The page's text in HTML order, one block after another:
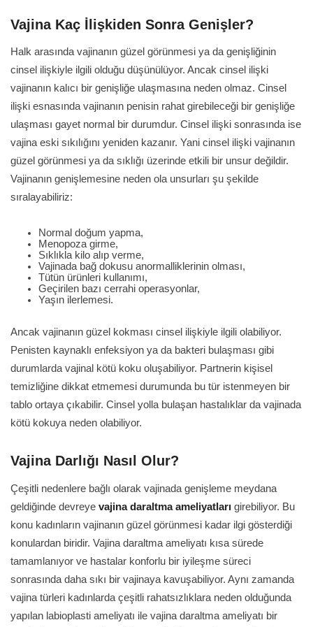
Vajina Kaç İlişkiden Sonra Genişler?
Halk arasında vajinanın güzel görünmesi ya da genişliğinin
cinsel ilişkiyle ilgili olduğu düşünülüyor. Ancak cinsel ilişki
vajinanın kalıcı bir genişliğe ulaşmasına neden olmaz. Cinsel
ilişki esnasında vajinanın penisin rahat girebileceği bir genişliğe
ulaşması gayet normal bir durumdur. Cinsel ilişki sonrasında ise
vajina eski sıkılığını yeniden kazanır. Yani cinsel ilişki vajinanın
güzel görünmesi ya da sıklığı üzerinde etkili bir unsur değildir.
Vajinanın genişlemesine neden ola unsurları şu şekilde
sıralayabiliriz:
Normal doğum yapma,
Menopoza girme,
Sıklıkla kilo alıp verme,
Vajinada bağ dokusu anormalliklerinin olması,
Tütün ürünleri kullanımı,
Geçirilen bazı cerrahi operasyonlar,
Yaşın ilerlemesi.
Ancak vajinanın güzel kokması cinsel ilişkiyle ilgili olabiliyor.
Penisten kaynaklı enfeksiyon ya da bakteri bulaşması gibi
durumlarda vajinal kötü koku oluşabiliyor. Partnerin kişisel
temizliğine dikkat etmemesi durumunda bu tür istenmeyen bir
tablo ortaya çıkabilir. Cinsel yolla bulaşan hastalıklar da vajinada
kötü kokuya neden olabiliyor.
Vajina Darlığı Nasıl Olur?
Çeşitli nedenlere bağlı olarak vajinada genişleme meydana
geldiğinde devreye vajina daraltma ameliyatları girebiliyor. Bu
konu kadınların vajinanın güzel görünmesi kadar ilgi gösterdiği
konulardan biridir. Vajina daraltma ameliyatı kısa sürede
tamamlanıyor ve hastalar konforlu bir iyileşme süreci
sonrasında daha sıkı bir vajinaya kavuşabiliyor. Aynı zamanda
vajina türleri kadınlarda çeşitli rahatsızlıklara neden olduğunda
yapılan labioplasti ameliyatı ile vajina daraltma ameliyatı bir